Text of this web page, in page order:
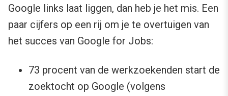
Google links laat liggen, dan heb je het mis. Een
paar cijfers op een rij om je te overtuigen van
het succes van Google for Jobs:
73 procent van de werkzoekenden start de
zoektocht op Google (volgens